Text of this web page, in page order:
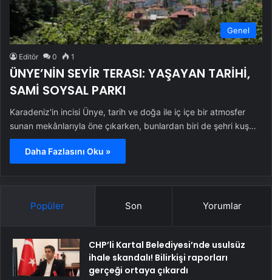
Genel
Editör 0 1
ÜNYE’NİN SEYİR TERASI: YAŞAYAN TARİHİ,
SAMİ SOYSAL PARKI
Karadeniz'in incisi Ünye, tarih ve doğa ile iç içe bir atmosfer
sunan mekânlarıyla öne çıkarken, bunlardan biri de şehri kuş…
Daha Fazlasını Oku »
Popüler Son Yorumlar
CHP’li Kartal Belediyesi’nde usulsüz
ihale skandalı! Bilirkişi raporları
gerçeği ortaya çıkardı